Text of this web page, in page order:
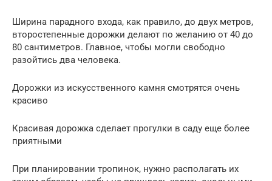
Ширина парадного входа, как правило, до двух метров,
второстепенные дорожки делают по желанию от 40 до
80 сантиметров. Главное, чтобы могли свободно
разойтись два человека.
Дорожки из искусственного камня смотрятся очень
красиво
Красивая дорожка сделает прогулки в саду еще более
приятными
При планировании тропинок, нужно располагать их